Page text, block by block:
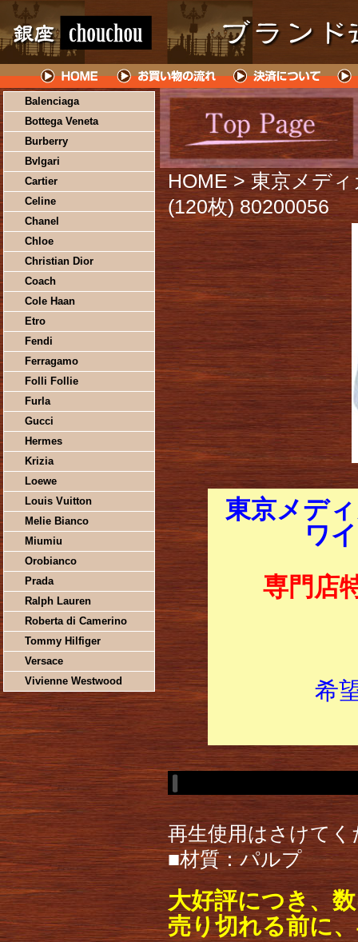
Balenciaga
Bottega Veneta
Burberry
Bvlgari
Cartier
Celine
Chanel
Chloe
Christian Dior
Coach
Cole Haan
Etro
Fendi
Ferragamo
Folli Follie
Furla
Gucci
Hermes
Krizia
Loewe
Louis Vuitton
Melie Bianco
Miumiu
Orobianco
Prada
Ralph Lauren
Roberta di Camerino
Tommy Hilfiger
Versace
Vivienne Westwood
HOME > 東京メデ
(120枚) 80200056
東京メデ
ワ
専門店
希
再生使用はさけてく
■材質：パルプ
大好評につき、
売り切れる前に